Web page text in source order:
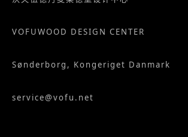
VOFUWOOD DESIGN CENTER
Sønderborg, Kongeriget Danmark
service@vofu.net